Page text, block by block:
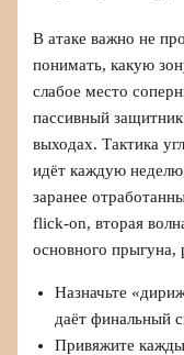
В атаке важно не
понимать, какую
слабое место
пассивный
выходах. Тактика
идёт каждую
заранее
flick-on, вторая
основного
Назначьте
даёт финальный
Привяжите